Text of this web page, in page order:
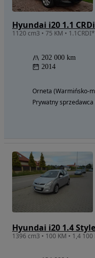
Hyundai i20 1.1
202 000 km
2014
Orneta (Warmińsko-
Prywatny
Hyundai i20 1.4 Style
1396 cm3 • 100 KM • 1,4